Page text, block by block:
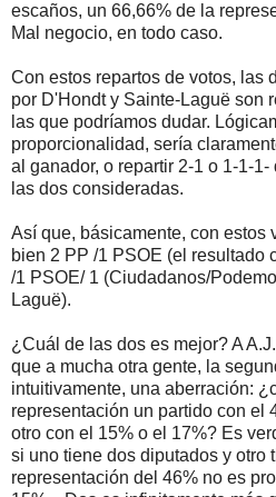
escaños, un 66,66% de la
Mal negocio, en todo caso.
Con estos repartos de votos, las
por D'Hondt y Sainte-Laguë son
las que podríamos dudar.
proporcionalidad, sería
al ganador, o repartir 2-1 o 1-1-
las dos consideradas.
Así que, básicamente, con estos
bien 2 PP /1 PSOE (el resultado
/1 PSOE/ 1 (Ciudadanos/
Laguë).
¿Cuál de las dos es mejor? A
que a mucha otra gente, la
intuitivamente, una aberración:
representación un partido con el
otro con el 15% o el 17%? Es
si uno tiene dos diputados y otro
representación del 46% no es